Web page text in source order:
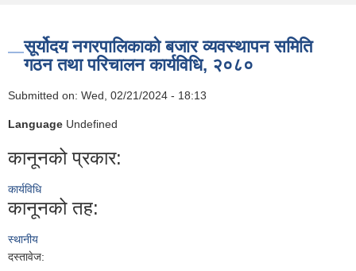
सूर्योदय नगरपालिकाको बजार व्यवस्थापन समिति
गठन तथा परिचालन कार्यविधि, २०८०
Submitted on: Wed, 02/21/2024 - 18:13
Language Undefined
कानूनको प्रकार:
कार्यविधि
कानूनको तह:
स्थानीय
दस्तावेज: